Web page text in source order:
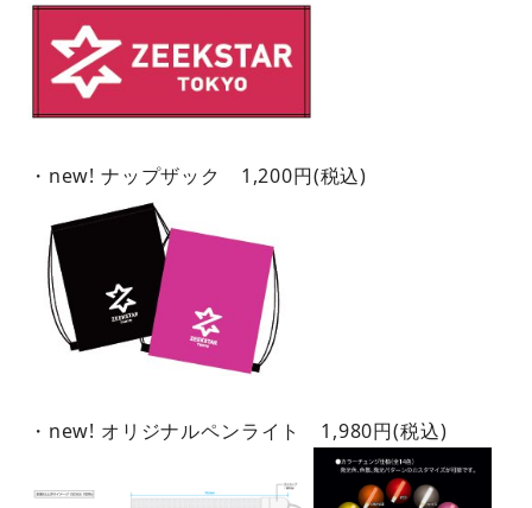
・new! ナップザック 1,200円(税込)
・new! オリジナルペンライト 1,980円(税込)